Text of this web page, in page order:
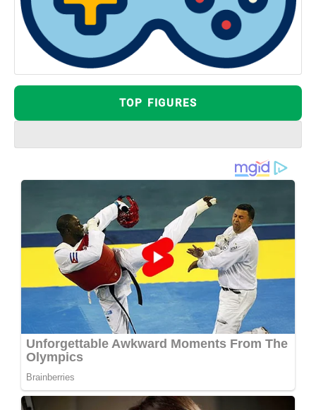
TOP FIGURES